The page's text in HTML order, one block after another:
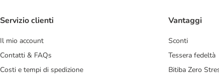
Servizio clienti
Il mio account
Contatti & FAQs
Costi e tempi di spedizione
Vantaggi
Sconti
Tessera fedeltà
Bitiba Zero